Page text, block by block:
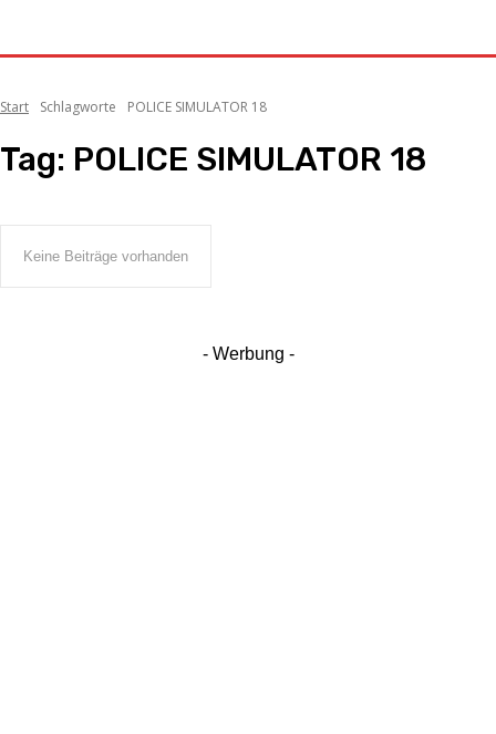
Start Schlagworte POLICE SIMULATOR 18
Tag: POLICE SIMULATOR 18
Keine Beiträge vorhanden
- Werbung -